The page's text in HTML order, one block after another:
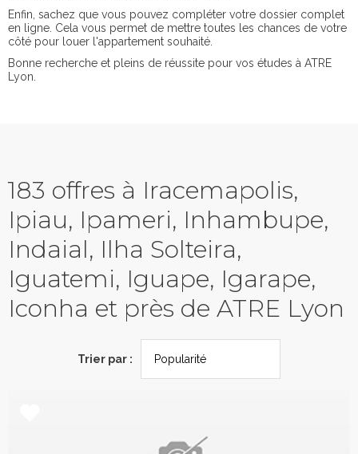
Enfin, sachez que vous pouvez compléter votre dossier complet
en ligne. Cela vous permet de mettre toutes les chances de votre
côté pour louer l'appartement souhaité.
Bonne recherche et pleins de réussite pour vos études à ATRE
Lyon.
183 offres à Iracemapolis,
Ipiau, Ipameri, Inhambupe,
Indaial, Ilha Solteira,
Iguatemi, Iguape, Igarape,
Iconha et près de ATRE Lyon
Trier par :